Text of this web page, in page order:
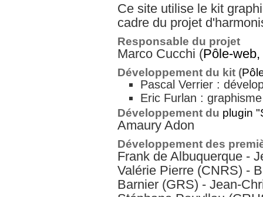
Ce site utilise le kit
cadre du projet
Responsable du projet
Marco Cucchi (Pôle-
Développement du kit (
Pascal Verrier :
Eric Furlan :
Développement du plugin
Amaury Adon
Développement des
Frank de Albuquerque -
Valérie Pierre (CNRS) -
Barnier (GRS) - Jean-